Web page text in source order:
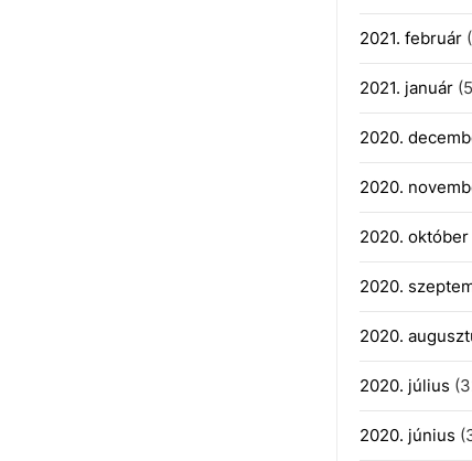
2021. február
2021. január
2020.
2020.
2020. október
2020.
2020.
2020. július
2020. június